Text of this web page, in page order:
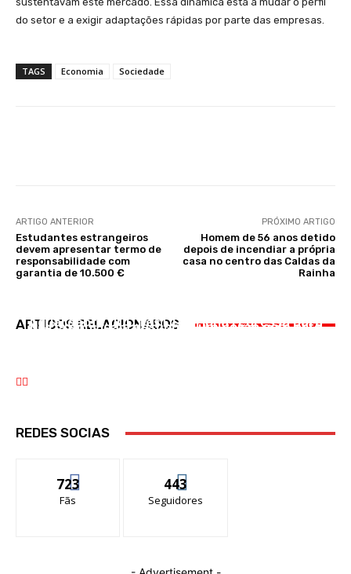
do setor e a exigir adaptações rápidas por parte das empresas.
TAGS Economia Sociedade
ARTIGO ANTERIOR
Estudantes estrangeiros
devem apresentar termo de
responsabilidade com
garantia de 10.500 €
PRÓXIMO ARTIGO
Homem de 56 anos detido
depois de incendiar a própria
casa no centro das Caldas da
Rainha
ARTIGOS RELACIONADOS
Leiria convida a descobrir um verão com arte
Aguardente DOC fesT Lourinhã regressa para
Benfica goleia Hearts e fica com um pé na
REDES SOCIAS
723
Fãs
443
Seguidores